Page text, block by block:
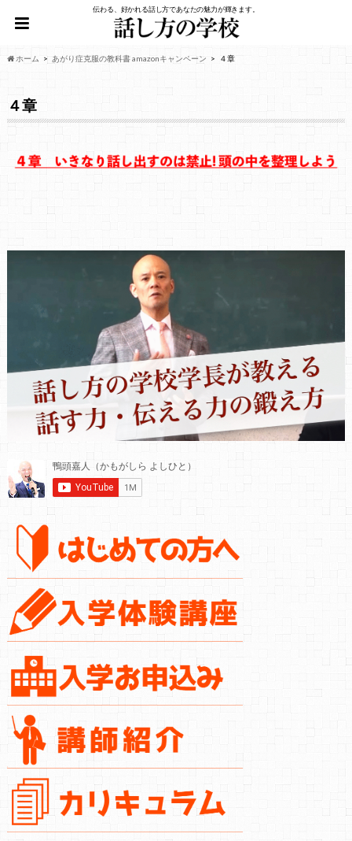
伝わる、好かれる話し方であなたの魅力が輝きます。
ホーム あがり症克服の教科書 amazonキャンペーン ４章
４章